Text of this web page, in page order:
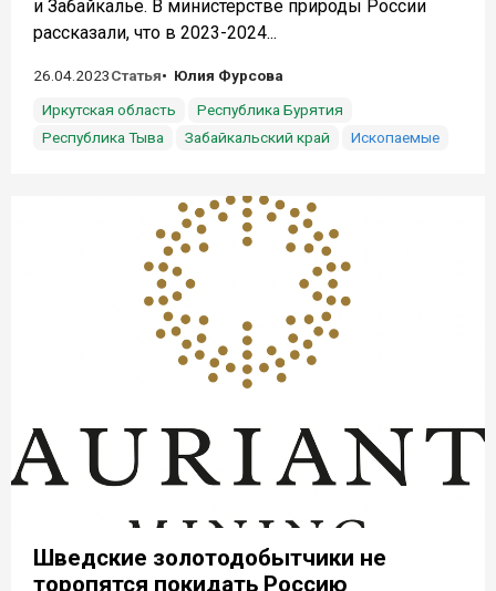
и Забайкалье. В министерстве природы России
рассказали, что в 2023-2024...
26.04.2023Статья
Юлия Фурсова
Иркутская область
Республика Бурятия
Республика Тыва
Забайкальский край Ископаемые
Шведские золотодобытчики не
торопятся покидать Россию